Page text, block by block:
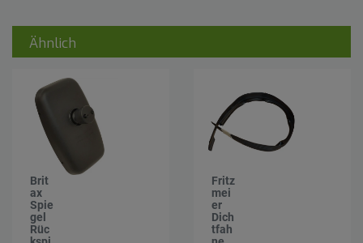
Ähnlich
Brit
ax
Spie
gel
Rüc
Fritz
mei
er
Dich
tfah